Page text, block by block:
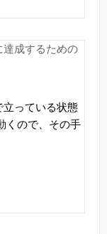
成するための
っている状態
くので、その手